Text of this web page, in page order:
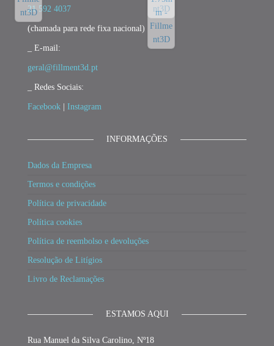
21 592 4037
(chamada para rede fixa nacional)
_ E-mail:
geral@fillment3d.pt
_ Redes Sociais:
Facebook Instagram
INFORMAÇÕES
Dados da Empresa
Termos e condições
Política de privacidade
Política cookies
Política de reembolso e devoluções
Resolução de Litígios
Livro de Reclamações
ESTAMOS AQUI
Rua Manuel da Silva Carolino, Nº18